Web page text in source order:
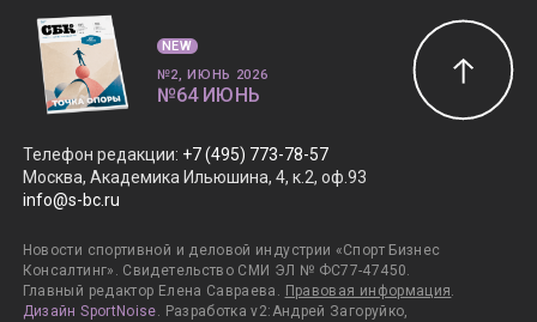
Телефон редакции: +7 (495) 773-78-57
Москва, Академика Ильюшина, 4, к.2, оф.93
info@s-bc.ru
Новости спортивной и деловой индустрии «Спорт Бизнес
Консалтинг». Свидетельство СМИ ЭЛ № ФС77-47450.
Главный редактор Елена Савраева. Правовая информация.
Дизайн SportNoise. Разработка v2:Андрей Загоруйко,
NEW
№2, ИЮНЬ 2026
№64 ИЮНЬ